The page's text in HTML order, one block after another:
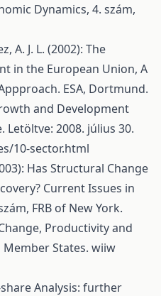
Dynamics, 4. szám,
A. J. L. (2002): The
in the European Union, A
ESA, Dortmund.
and Development
Letöltve: 2008. július 30.
10-sector.html
Has Structural Change
Current Issues in
FRB of New York.
Productivity and
States. wiiw
share Analysis: further